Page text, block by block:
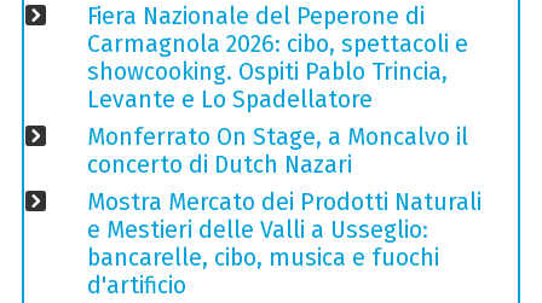
Fiera Nazionale del Peperone di
Carmagnola 2026: cibo, spettacoli e
showcooking. Ospiti Pablo Trincia,
Levante e Lo Spadellatore
Monferrato On Stage, a Moncalvo il
concerto di Dutch Nazari
Mostra Mercato dei Prodotti Naturali
e Mestieri delle Valli a Usseglio:
bancarelle, cibo, musica e fuochi
d'artificio